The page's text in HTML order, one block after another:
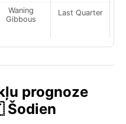
Waning
Gibbous
Last Quarter
prognoze
Šodien